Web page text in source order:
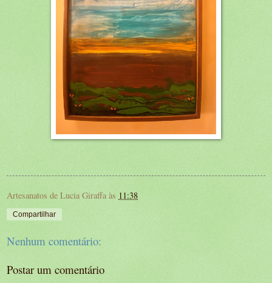
Artesanatos de Lucia Giraffa às 11:38
Compartilhar
Nenhum comentário:
Postar um comentário